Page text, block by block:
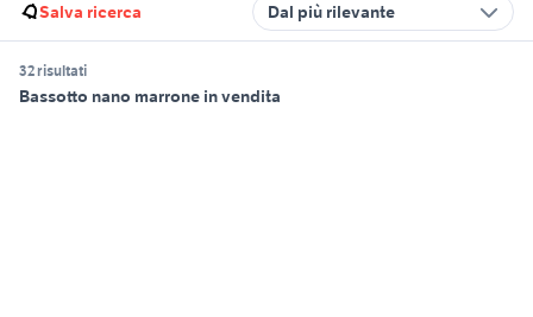
Salva ricerca Dal più rilevante
32 risultati
Bassotto nano marrone in vendita